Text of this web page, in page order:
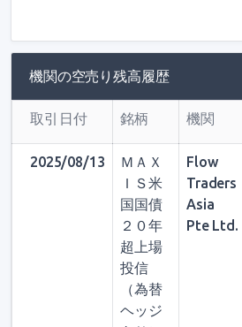
機関の空売り残高履歴
取引日付 銘柄 機関
2025/08/13
ＭＡＸ
ＩＳ米
国国債
２０年
超上場
投信
（為替
ヘッジ
Flow
Traders
Asia
Pte Ltd.